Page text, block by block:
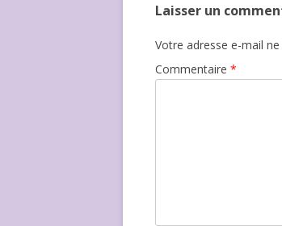
Laisser un
Votre adresse e-mail
Commentaire *